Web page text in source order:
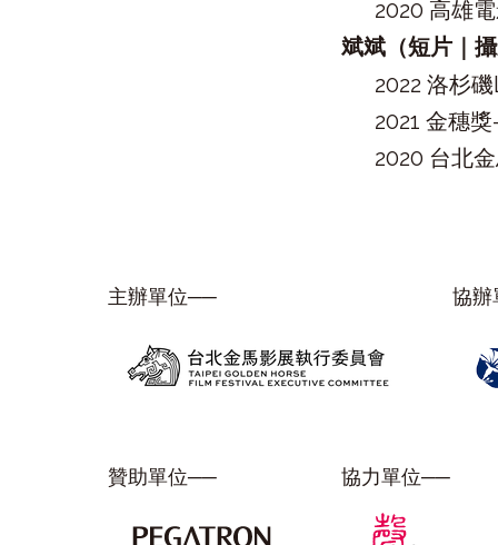
2020 高雄
斌斌（短片｜
2022 洛杉
2021 金穗
2020 台北
主辦單位── 協
贊助單位── 協力單位──